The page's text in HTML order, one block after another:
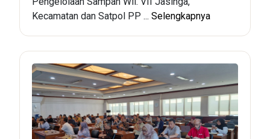
Kecamatan dan Satpol PP ... Selengkapnya